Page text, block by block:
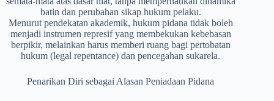
batin dan perubahan sikap hukum pelaku.
Menurut pendekatan akademik, hukum pidana tidak boleh
menjadi instrumen represif yang membekukan kebebasan
berpikir, melainkan harus memberi ruang bagi pertobatan
hukum (legal repentance) dan pencegahan sukarela.
Penarikan Diri sebagai Alasan Peniadaan Pidana